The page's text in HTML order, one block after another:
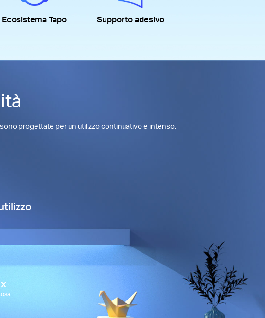
Ecosistema Tapo Supporto adesivo
progettate per un utilizzo continuativo e intenso.